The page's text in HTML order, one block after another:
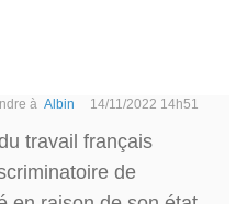
à Albin 14/11/2022 14h51
travail français
de